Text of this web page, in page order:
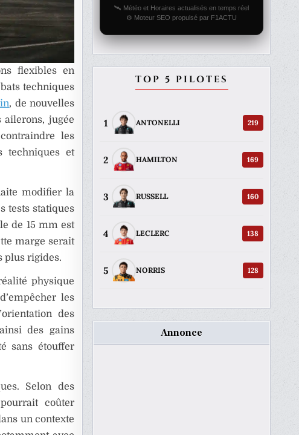
flexibles en
techniques
, de nouvelles
jugée
les
techniques et
modifier la
tests statiques
de 15 mm est
marge serait
plus rigides.
physique
les
des
des gains
sans étouffer
Selon des
coûter
un contexte
🛰️ Météo et Horaires actualisés en temps réel
⚙️ Moteur SEO propulsé par F1ACTU
TOP 5 PILOTES
1 ANTONELLI 219
2 HAMILTON 169
3 RUSSELL 160
4 LECLERC 138
5 NORRIS 128
Annonce